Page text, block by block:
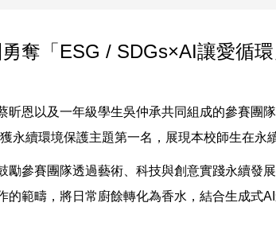
奪「ESG / SDGs×AI讓愛循
恩以及一年級學生吳仲承共同組成的參賽團
永續環境保護主題第一名，展現本校師生在永
參賽團隊透過藝術、科技與創意實踐永續發
範疇，將日常廚餘轉化為香水，結合生成式